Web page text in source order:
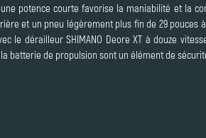
potence courte favorise la maniabilité et la
et un pneu légèrement plus fin de 29
le dérailleur SHIMANO Deore XT à douze
batterie de propulsion sont un élément de